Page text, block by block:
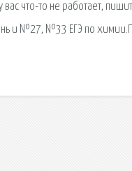
что-то не работает,
и №27, №33 ЕГЭ по